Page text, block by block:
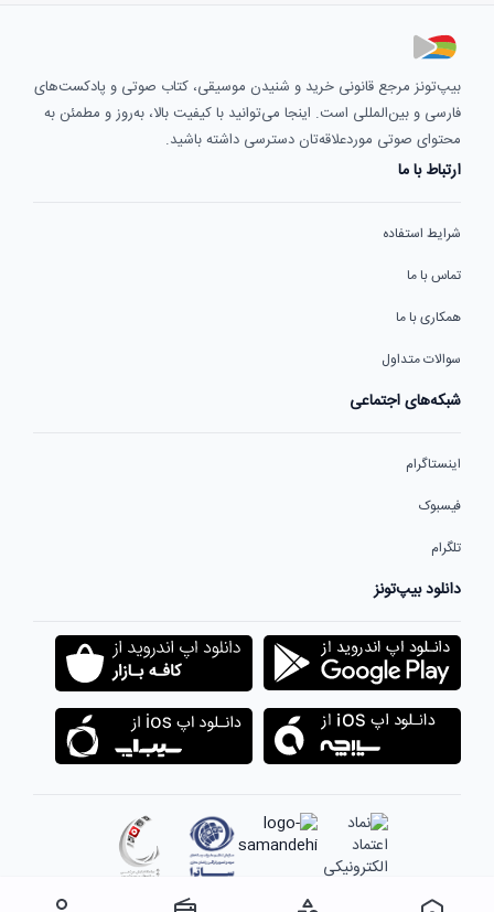
بیپ‌تونز مرجع قانونی خرید و شنیدن موسیقی، کتاب صوتی و پادکست‌های
فارسی و بین‌المللی است. اینجا می‌توانید با کیفیت بالا، به‌روز و مطمئن به
محتوای صوتی موردعلاقه‌تان دسترسی داشته باشید.
ارتباط با ما
شرایط استفاده
تماس با ما
همکاری با ما
سوالات متداول
شبکه‌های اجتماعی
اینستاگرام
فیسبوک
تلگرام
دانلود بیپ‌تونز